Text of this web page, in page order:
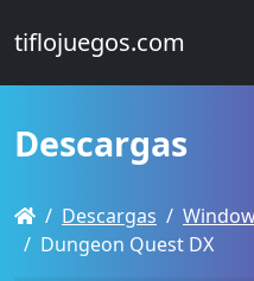
tiflojuegos.com
Descargas
Descargas
Dungeon Quest DX